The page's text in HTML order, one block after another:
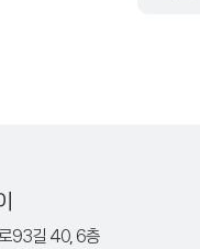
93길 40, 6층